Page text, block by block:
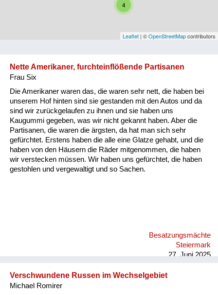
Vorarlberg
Besatzungsmächte
Frauen, Mütter, Kinder
Versorgung
Heimkehrer
Wiederaufbau und
Wohnen
4
Leaflet | ©OpenStreetMapcontributors
Nette Amerikaner, furchteinflößende Partisanen
Frau Six
Die Amerikaner waren das, die waren sehr nett, die haben bei
unserem Hof hinten sind sie gestanden mit den Autos und da
sind wir zurückgelaufen zu ihnen und sie haben uns
Kaugummi gegeben, was wir nicht gekannt haben. Aber die
Partisanen, die waren die ärgsten, da hat man sich sehr
gefürchtet. Erstens haben die alle eine Glatze gehabt, und die
haben von den Häusern die Räder mitgenommen, die haben
wir verstecken müssen. Wir haben uns gefürchtet, die haben
gestohlen und vergewaltigt und so Sachen.
Besatzungsmächte
Steiermark
27. Juni 2025
Verschwundene Russen im Wechselgebiet
Michael Romirer